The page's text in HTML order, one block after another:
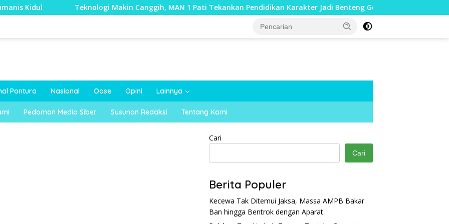
Teknologi Makin Canggih, MAN 1 Pati Tekankan Pendidikan Karakter Jadi Benteng Generasi Muda
Pantura Nasional Oase Opini Lainnya
Pedoman Media Siber Susunan Redaksi Tentang Kami
Cari
Cari
Berita Populer
Kecewa Tak Ditemui Jaksa, Massa AMPB Bakar
Ban hingga Bentrok dengan Aparat